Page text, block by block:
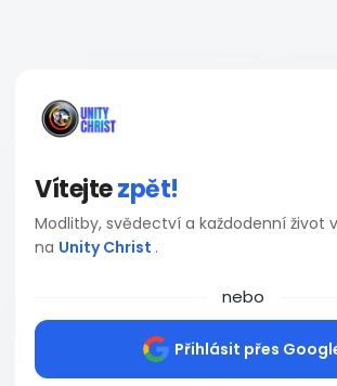
Vítejtezpět!
Modlitby, svědectví a každodenní život
na Unity Christ .
nebo
Přihlásit přes